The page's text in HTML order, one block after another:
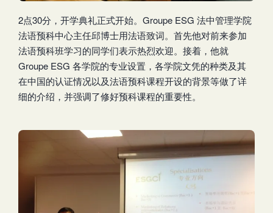
2点30分，开学典礼正式开始。Groupe ESG 法中管理学院
法语预科中心主任邱博士用法语致词。首先他对前来参加
法语预科班学习的同学们表示热烈欢迎。接着，他就
Groupe ESG 各学院的专业设置，各学院文凭的种类及其
在中国的认证情况以及法语预科课程开设的背景等做了详
细的介绍，并强调了修好预科课程的重要性。